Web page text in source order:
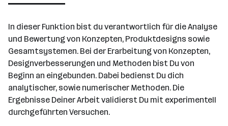
Hirtenberg
In dieser Funktion bist du verantwortlich für die Analyse
und Bewertung von Konzepten, Produktdesigns sowie
Gesamtsystemen. Bei der Erarbeitung von Konzepten,
Designverbesserungen und Methoden bist Du von
Beginn an eingebunden. Dabei bedienst Du dich
analytischer, sowie numerischer Methoden. Die
Ergebnisse Deiner Arbeit validierst Du mit experimentell
durchgeführten Versuchen.